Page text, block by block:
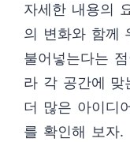
자세한 내용의
의 변화와 함께
불어넣는다는
라 각 공간에 맞
더 많은 아이디
를 확인해 보자.